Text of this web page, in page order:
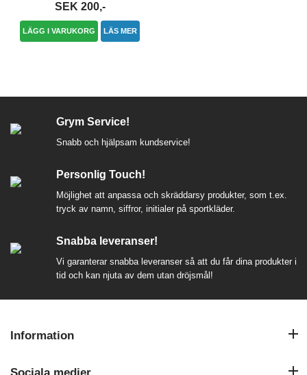
SEK 200,-
LÄGG I VARUKORG LÄS MER
Grym Service!
Snabb och hjälpsam kundservice!
Personlig Touch!
Möjlighet att anpassa och skräddarsy produkter, som t.ex.
tryck av namn, siffror, initialer på sportkläder.
Snabba leveranser!
Vi garanterar snabba leveranser så att du får dina produkter i
tid och kan njuta av dem utan dröjsmål!
Information